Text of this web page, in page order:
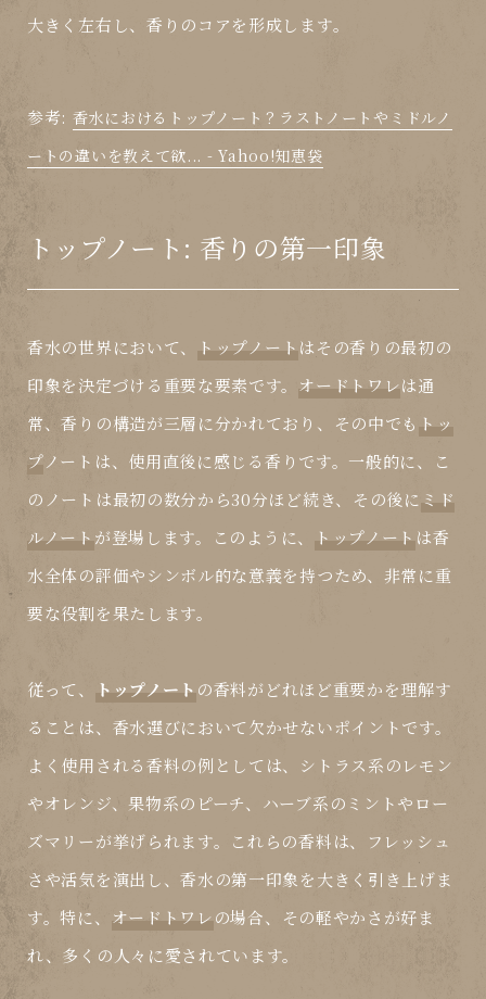
大きく左右し、香りのコアを形成します。
参考: 香水におけるトップノート？ラストノートやミドルノ
ートの違いを教えて欲... - Yahoo!知恵袋
トップノート: 香りの第一印象
香水の世界において、 トップノート はその香りの最初の
印象を決定づける重要な要素です。 オードトワレは通
常、香りの構造が三層に分かれており、その中でも トッ
プノートは、使用直後に感じる香りです。一般的に、こ
のノートは最初の数分から30分ほど続き、その後に ミド
ルノート が登場します。このように、 トップノート は香
水全体の評価やシンボル的な意義を持つため、非常に重
要な役割を果たします。
従って、 トップノート の香料がどれほど重要かを理解す
ることは、香水選びにおいて欠かせないポイントです。
よく使用される香料の例としては、シトラス系のレモン
やオレンジ、果物系のピーチ、ハーブ系のミントやロー
ズマリーが挙げられます。これらの香料は、フレッシュ
さや活気を演出し、香水の第一印象を大きく引き上げま
す。特に、 オードトワレの場合、その軽やかさが好ま
れ、多くの人々に愛されています。